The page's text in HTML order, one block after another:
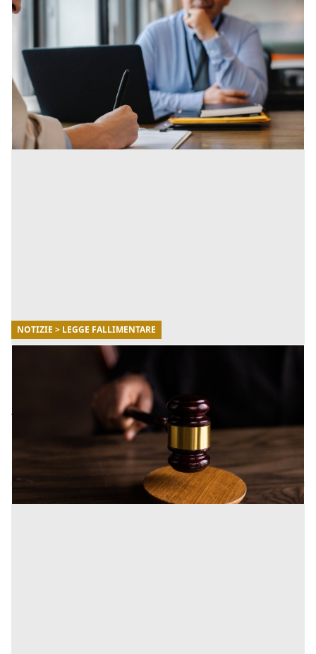
Novità introdotte nella composizione
La composizione negoziata è una procedura
riformulata che consente alle imprese in difficoltà di
gestire le situazioni di squilibrio patrimoniale o
economico-finanz [...]
NOTIZIE > LEGGE FALLIMENTARE
Codice delle crisi di impresa e la
digitalizzazione
A seguito della pubblicazione in Gazzetta ufficiale del
D.lgs. n.83/2022 (“Decreto Insolvency”) è
definitivamente entrato in vigore il Codice della Crisi e